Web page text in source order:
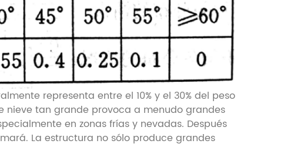
representa entre el 10% y el 30% del peso
tan grande provoca a menudo grandes
en zonas frías y nevadas. Después
La estructura no sólo produce grandes